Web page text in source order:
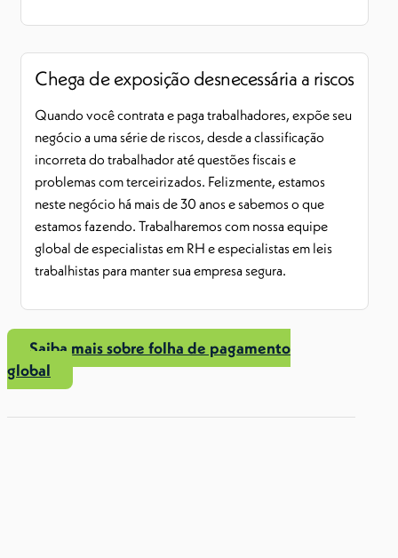
Chega de exposição desnecessária a riscos
Quando você contrata e paga trabalhadores, expõe seu
negócio a uma série de riscos, desde a classificação
incorreta do trabalhador até questões fiscais e
problemas com terceirizados. Felizmente, estamos
neste negócio há mais de 30 anos e sabemos o que
estamos fazendo. Trabalharemos com nossa equipe
global de especialistas em RH e especialistas em leis
trabalhistas para manter sua empresa segura.
Saiba mais sobre folha de pagamento
global